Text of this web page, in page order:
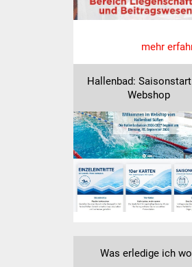
IKG
mehr
Hallenbad:
Webshop
Was erledige ich